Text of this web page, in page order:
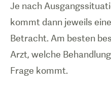
Je nach
kommt dann jeweils
Betracht. Am besten
Arzt, welche
Frage kommt.